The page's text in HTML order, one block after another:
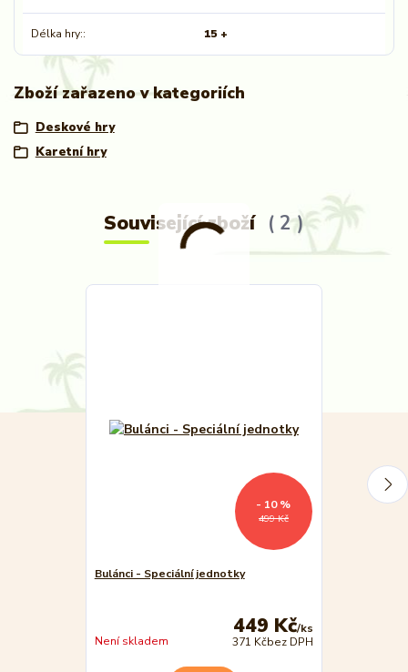
Délka hry: 15 +
Zboží zařazeno v kategoriích
Deskové hry
Karetní hry
Související zboží 2
499 Kč
- 10 %
Bulánci - Speciální jednotky
449 Kč/ks
371 Kčbez DPH
Není skladem